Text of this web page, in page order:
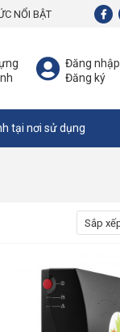
NỔI BẬT
Đăng nhập
Đăng ký
tại nơi sử dụng